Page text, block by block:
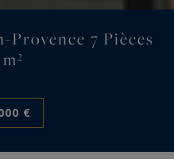
7 Pièces
€